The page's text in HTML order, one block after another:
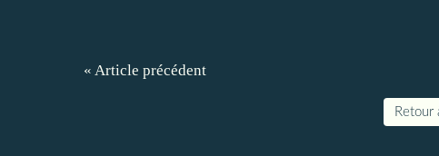
« Article précédent
Retour